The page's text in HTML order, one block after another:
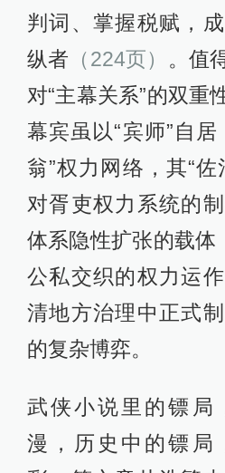
判词、掌握税赋，
纵者 （224页） 。值
对“主幕关系”的双重
幕宾虽以“宾师”自
翁”权力网络，其“
对胥吏权力系统的
体系隐性扩张的载体
公私交织的权力运
清地方治理中正式
的复杂博弈。
武侠小说里的镖局
漫，历史中的镖局